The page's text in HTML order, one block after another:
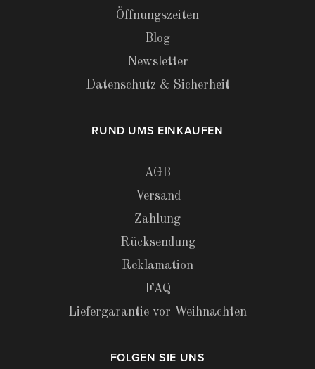
Öffnungszeiten
Blog
Newsletter
Datenschutz & Sicherheit
RUND UMS EINKAUFEN
AGB
Versand
Zahlung
Rücksendung
Reklamation
FAQ
Liefergarantie vor Weihnachten
FOLGEN SIE UNS